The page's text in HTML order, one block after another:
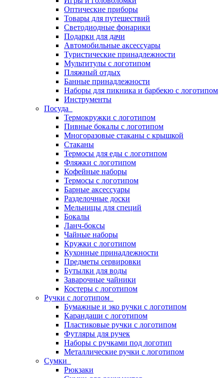
Оптические приборы
Товары для путешествий
Светодиодные фонарики
Подарки для дачи
Автомобильные аксессуары
Туристические принадлежности
Мультитулы с логотипом
Пляжный отдых
Банные принадлежности
Наборы для пикника и барбекю с логотипом
Инструменты
Посуда
Термокружки с логотипом
Пивные бокалы с логотипом
Многоразовые стаканы с крышкой
Стаканы
Термосы для еды с логотипом
Фляжки с логотипом
Кофейные наборы
Термосы с логотипом
Барные аксессуары
Разделочные доски
Мельницы для специй
Бокалы
Ланч-боксы
Чайные наборы
Кружки с логотипом
Кухонные принадлежности
Предметы сервировки
Бутылки для воды
Заварочные чайники
Костеры с логотипом
Ручки с логотипом
Бумажные и эко ручки с логотипом
Карандаши с логотипом
Пластиковые ручки с логотипом
Футляры для ручек
Наборы с ручками под логотип
Металлические ручки с логотипом
Сумки
Рюкзаки